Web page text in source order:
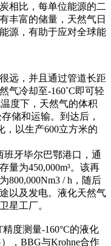
相比，每单位能源的二
丰富的储量，天然气日
源，有助于应对全球能
远，并且通过管道长距
气冷却至-160˚C即可轻
度下，天然气的体积
储和运输。到达后，
，以生产600立方米的
班牙毕尔巴鄂港口，通
量为450,000m³。该再
800,000Nm3 / h，随后
以及发电。液化天然气
星工厂。
度测量-160°C的液化
，BBG与Krohne合作